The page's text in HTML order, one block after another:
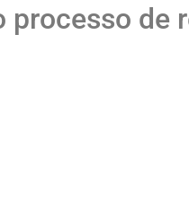
processo de